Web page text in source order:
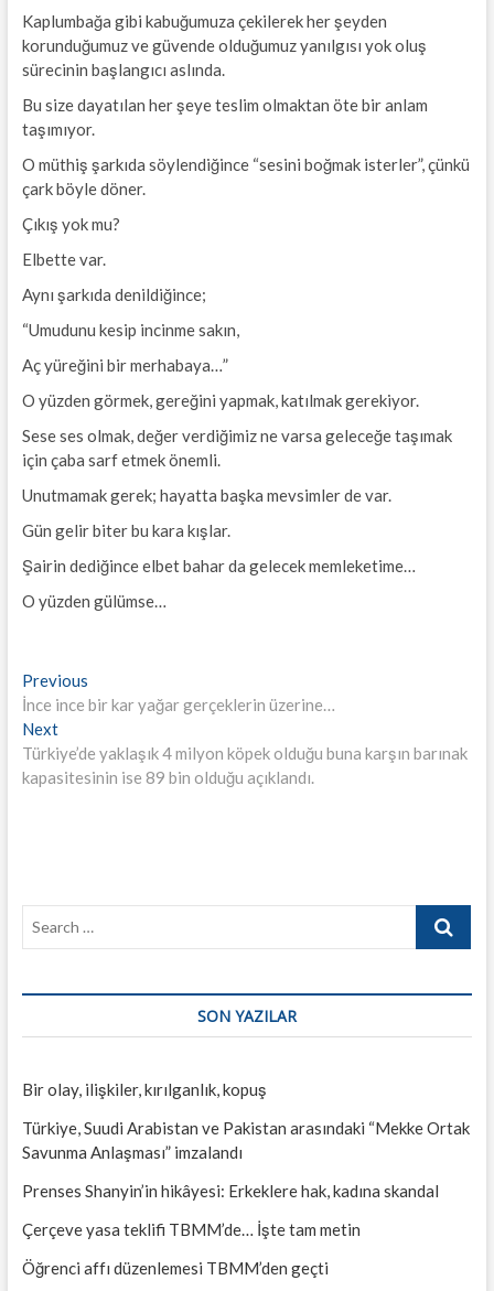
Kaplumbağa gibi kabuğumuza çekilerek her şeyden
korunduğumuz ve güvende olduğumuz yanılgısı yok oluş
sürecinin başlangıcı aslında.
Bu size dayatılan her şeye teslim olmaktan öte bir anlam
taşımıyor.
O müthiş şarkıda söylendiğince “sesini boğmak isterler”, çünkü
çark böyle döner.
Çıkış yok mu?
Elbette var.
Aynı şarkıda denildiğince;
“Umudunu kesip incinme sakın,
Aç yüreğini bir merhabaya…”
O yüzden görmek, gereğini yapmak, katılmak gerekiyor.
Sese ses olmak, değer verdiğimiz ne varsa geleceğe taşımak
için çaba sarf etmek önemli.
Unutmamak gerek; hayatta başka mevsimler de var.
Gün gelir biter bu kara kışlar.
Şairin dediğince elbet bahar da gelecek memleketime…
O yüzden gülümse…
Yazı
gezinmesi
PreviousPrevious
post:
İnce ince bir kar yağar gerçeklerin üzerine…
NextNext
post:
Türkiye’de yaklaşık 4 milyon köpek olduğu buna karşın barınak
kapasitesinin ise 89 bin olduğu açıklandı.
Search
SON YAZILAR
Bir olay, ilişkiler, kırılganlık, kopuş
Türkiye, Suudi Arabistan ve Pakistan arasındaki “Mekke Ortak
Savunma Anlaşması” imzalandı
Prenses Shanyin’in hikâyesi: Erkeklere hak, kadına skandal
Çerçeve yasa teklifi TBMM’de… İşte tam metin
Öğrenci affı düzenlemesi TBMM’den geçti